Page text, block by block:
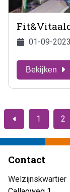
01-09-2023
Bekijken
1 2
Contact
Welzijnskwartier